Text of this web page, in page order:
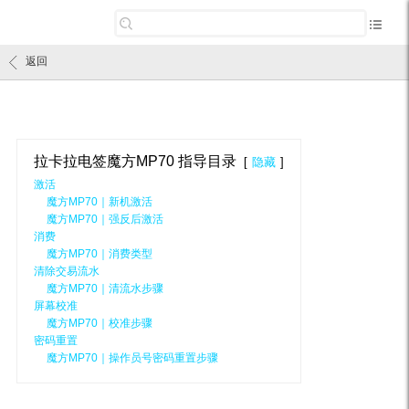
返回
拉卡拉电签魔方MP70 指导目录 隐藏
激活
魔方MP70｜新机激活
魔方MP70｜强反后激活
消费
魔方MP70｜消费类型
清除交易流水
魔方MP70｜清流水步骤
屏幕校准
魔方MP70｜校准步骤
密码重置
魔方MP70｜操作员号密码重置步骤